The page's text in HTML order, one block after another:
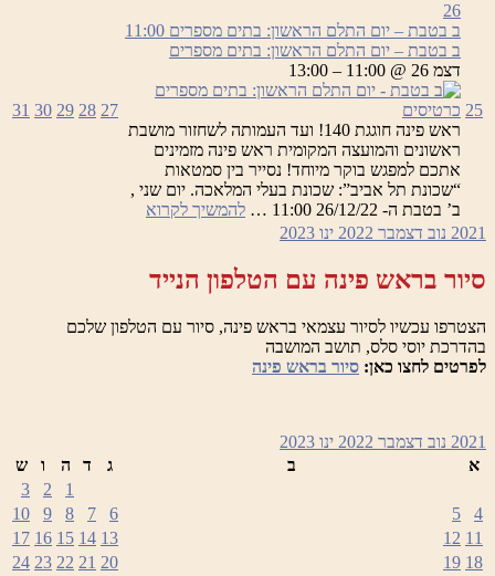
25
26
ב בטבת – יום התלם הראשון: בתים מספרים 11:00
ב בטבת – יום התלם הראשון: בתים מספרים
דצמ 26 @ 11:00 – 13:00
כרטיסים
ראש פינה חוגגת 140! ועד העמותה לשחזור מושבת
ראשונים והמועצה המקומית ראש פינה מזמינים
אתכם למפגש בוקר מיוחד! נסייר בין סמטאות
“שכונת תל אביב”: שכונת בעלי המלאכה. יום שני ,
ב’ בטבת ה- 26/12/22 11:00 …
להמשיך לקרוא
בתים
27
28
29
30
31
2021 נוב דצמבר 2022 ינו 2023
סיור בראש פינה עם הטלפון הנייד
הצטרפו עכשיו לסיור עצמאי בראש פינה, סיור עם הטלפון שלכם
בהדרכת יוסי סלס, תושב המושבה
לפרטים לחצו כאן: סיור בראש פינה
2021 נוב דצמבר 2022 ינו 2023
א
ב ג ד ה ו
ש
1
2
3
4
5
6
7
8
9
10
11
12
13
14
15
16
17
18
19
20
21
22
23
24